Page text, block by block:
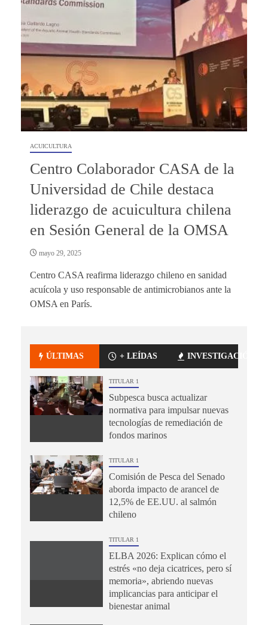
ACUICULTURA
Centro Colaborador CASA de la
Universidad de Chile destaca
liderazgo de acuicultura chilena
en Sesión General de la OMSA
mayo 29, 2025
Centro CASA reafirma liderazgo chileno en sanidad
acuícola y uso responsable de antimicrobianos ante la
OMSA en París.
ÚLTIMAS + LEÍDAS INVESTIGACIÓN
TITULAR 1
Subpesca busca actualizar
normativa para impulsar nuevas
tecnologías de remediación de
fondos marinos
TITULAR 1
Comisión de Pesca del Senado
aborda impacto de arancel de
12,5% de EE.UU. al salmón
chileno
TITULAR 1
ELBA 2026: Explican cómo el
estrés «no deja cicatrices, pero sí
memoria», abriendo nuevas
implicancias para anticipar el
bienestar animal